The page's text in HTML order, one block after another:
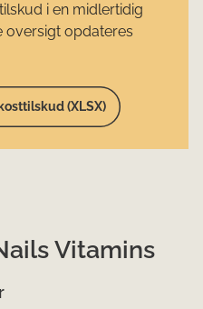
i en midlertidig
oversigt opdateres
(XLSX)
Vitamins